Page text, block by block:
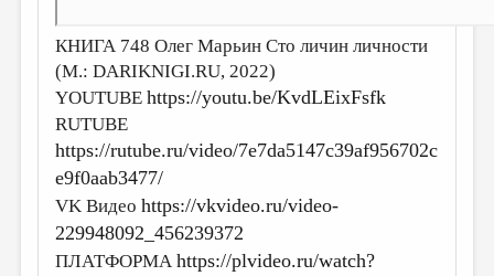
КНИЖНАЯ ПОЛКА
ОБЗОР ЛИТЕРАТУРЫ
СТРАНИЦЫ ПАМЯТИ
ОБЪЯВЛЕНИЯ
КОЛОНКА РЕДАКТОРА
РЕДКОЛЛЕГИЯ
ОТ РЕДАКЦИИ
КНИГА 748 Олег Марьин Сто личин личности
(М.: DARIKNIGI.RU, 2022)
YOUTUBEhttps://youtu.be/KvdLEixFsfk
RUTUBE
https://rutube.ru/video/7e7da5147c39af956702c
e9f0aab3477/
VK Видеоhttps://vkvideo.ru/video-
229948092_456239372
ПЛАТФОРМАhttps://plvideo.ru/watch?